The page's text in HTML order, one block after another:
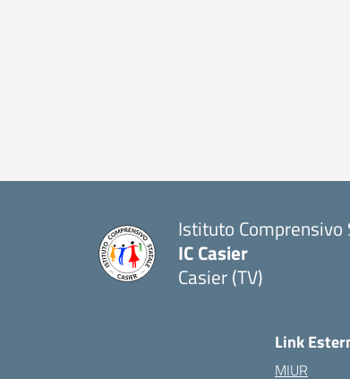
Istituto Comprensivo
IC Casier
Casier (TV)
Link
MIUR